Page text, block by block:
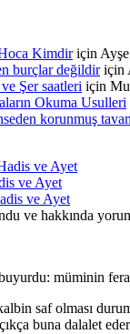
Kimdiriçin Ayşe
burçlar değildiriçin
Şer saatleri için
Okuma Usulleri
korunmuş
ve Ayet
ve Ayet
ve Ayet
ve hakkında
müminin
saf olması
buna dalalet